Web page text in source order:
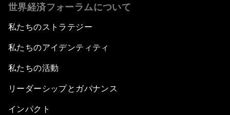
世界経済フォーラムについて
私たちのストラテジー
私たちのアイデンティティ
私たちの活動
リーダーシップとガバナンス
インパクト